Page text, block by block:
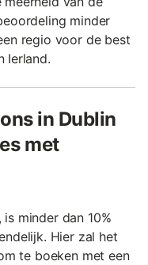
minder
regio voor de best
Ierland.
in Dublin
met
minder dan 10%
Hier zal het
te boeken met een